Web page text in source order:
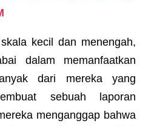
kecil dan menengah,
dalam memanfaatkan
dari mereka yang
sebuah laporan
menganggap bahwa